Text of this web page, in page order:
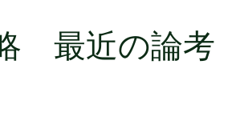
最近の論考